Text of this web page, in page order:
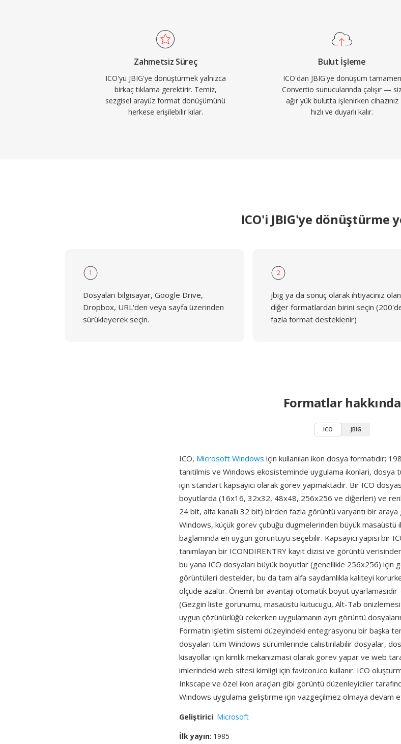
Zahmetsiz Süreç
ICO'yu JBIG'ye dönüştürmek yalnızca
birkaç tıklama gerektirir. Temiz,
sezgisel arayüz format dönüşümünü
herkese erişilebilir kılar.
Bulut İşleme
ICO'dan JBIG'ye dönüşüm tamamen
Convertio sunucularında çalışır —
ağır yük bulutta işlenirken cihazınız
hızlı ve duyarlı kalır.
ICO'i JBIG'ye dönüştürme
1
Dosyaları bilgisayar, Google Drive,
Dropbox, URL'den veya sayfa üzerinden
sürükleyerek seçin.
2
jbig ya da sonuç olarak ihtiyacınız olan
diğer formatlardan birini seçin
fazla format desteklenir)
Formatlar hakkında
ICO JBIG
ICO, Microsoft Windows için kullanılan ikon dosya formatıdır;
tanitilmis ve Windows ekosisteminde uygulama ikonlari, dosya
için standart kapsayıcı olarak gorev yapmaktadir. Bir ICO
boyutlarda (16x16, 32x32, 48x48, 256x256 ve diğerleri) ve
24 bit, alfa kanallı 32 bit) birden fazla görüntü varyantı bir
Windows, küçük gorev çubuğu dugmelerinden büyük masaüstü
baglaminda en uygun görüntüyü seçebilir. Kapsayıcı yapısı bir
tanımlayan bir ICONDIRENTRY kayıt dizisi ve görüntü
bu yana ICO dosyaları büyük boyutlar (genellikle 256x256) için
görüntüleri destekler, bu da tam alfa saydamlikla kaliteyi
ölçüde azaltır. Önemli bir avantajı otomatik boyut
(Gezgin liste gorunumu, masaüstü kutucugu, Alt-Tab
uygun çözünürlüğü cekerken uygulamanın ayrı görüntü
Formatın işletim sistemi düzeyindeki entegrasyonu bir başka
dosyaları tüm Windows sürümlerinde calistirilabilir dosyalar,
kisayollar için kimlik mekanizmasi olarak gorev yapar ve web
imlerindeki web sitesi kimligi için favicon.ico kullanır. ICO
Inkscape ve özel ikon araçları gibi görüntü düzenleyiciler
Windows uygulama geliştirme için vazgeçilmez olmaya devam
Geliştirici: Microsoft
İlk yayın: 1985